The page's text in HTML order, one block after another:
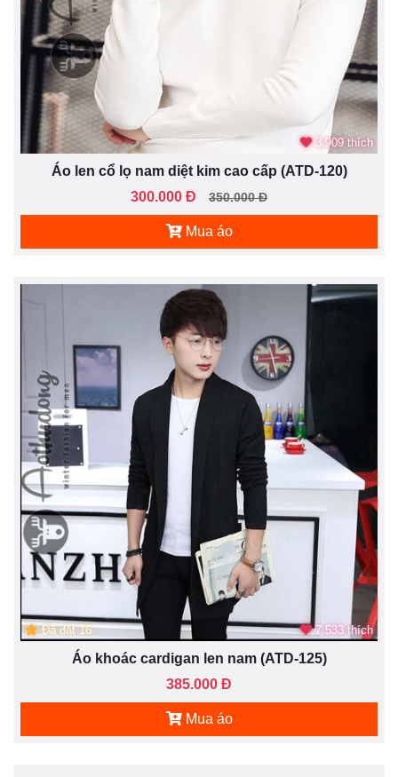
3.909 thích
Áo len cổ lọ nam diệt kim cao cấp (ATD-120)
300.000 Đ
350.000 Đ
Mua áo
Đã đặt 16 7.533 thích
Áo khoác cardigan len nam (ATD-125)
385.000 Đ
Mua áo